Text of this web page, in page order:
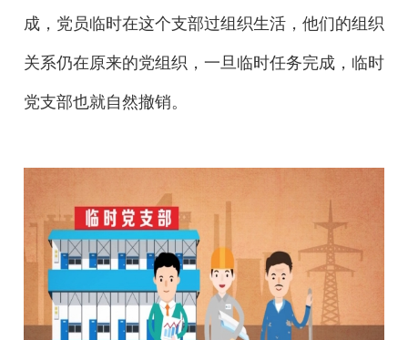
成，党员临时在这个支部过组织生活，他们的组织
关系仍在原来的党组织，一旦临时任务完成，临时
党支部也就自然撤销。